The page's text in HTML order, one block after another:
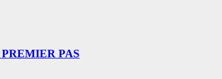
PAS